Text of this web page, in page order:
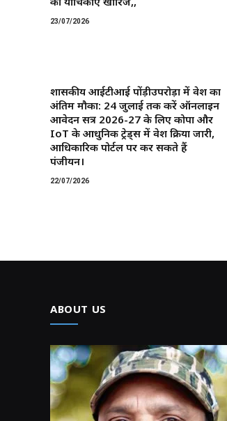
23/07/2026
शासकीय आईटीआई पोंड़ीउपरोड़ा में प्रवेश का
अंतिम मौका: 24 जुलाई तक करें ऑनलाइन
आवेदन सत्र 2026-27 के लिए कोपा और
IoT के आधुनिक ट्रेड्स में प्रवेश प्रक्रिया जारी,
आधिकारिक पोर्टल पर कर सकते हैं
पंजीयन।
22/07/2026
ABOUT US